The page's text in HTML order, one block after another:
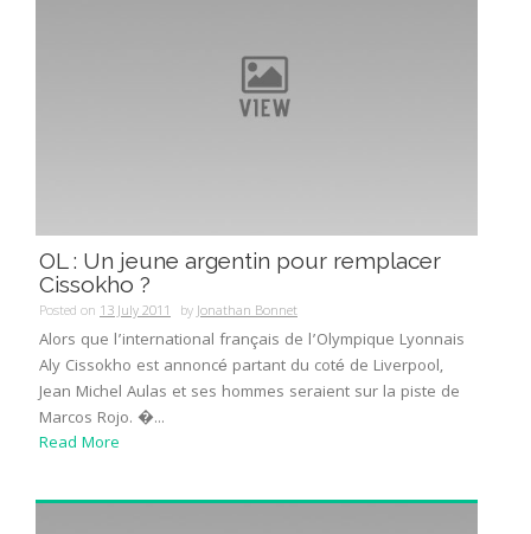
OL : Un jeune argentin pour remplacer
Cissokho ?
Posted on 13 July 2011 byJonathan Bonnet
Alors que l’international français de l’Olympique Lyonnais
Aly Cissokho est annoncé partant du coté de Liverpool,
Jean Michel Aulas et ses hommes seraient sur la piste de
Marcos Rojo. �...
Read More